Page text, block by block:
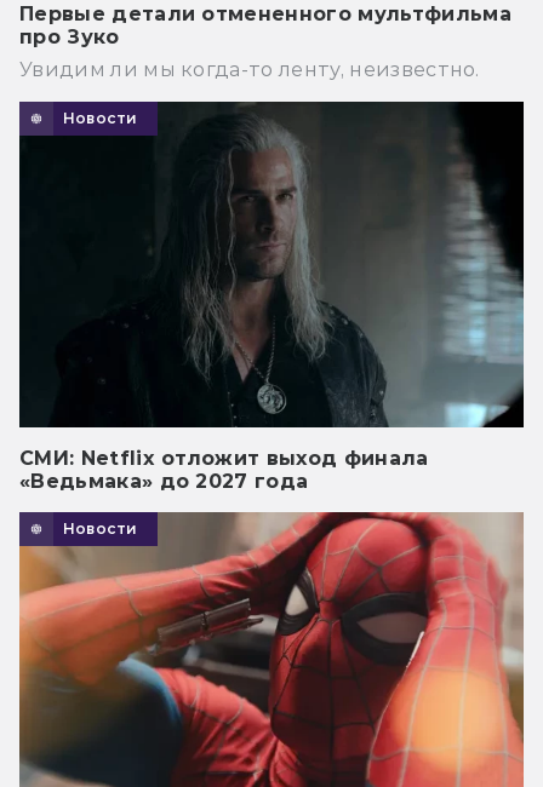
Первые детали отмененного мультфильма
про Зуко
Увидим ли мы когда-то ленту, неизвестно.
Новости
СМИ: Netflix отложит выход финала
«Ведьмака» до 2027 года
Новости